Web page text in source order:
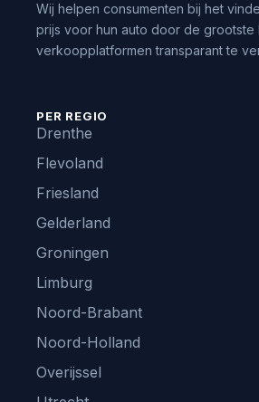
Wij helpen consumenten bij het
prijs voor hun auto door de grootste
verkoopplatformen transparant te
PER REGIO
Drenthe
Flevoland
Friesland
Gelderland
Groningen
Limburg
Noord-Brabant
Noord-Holland
Overijssel